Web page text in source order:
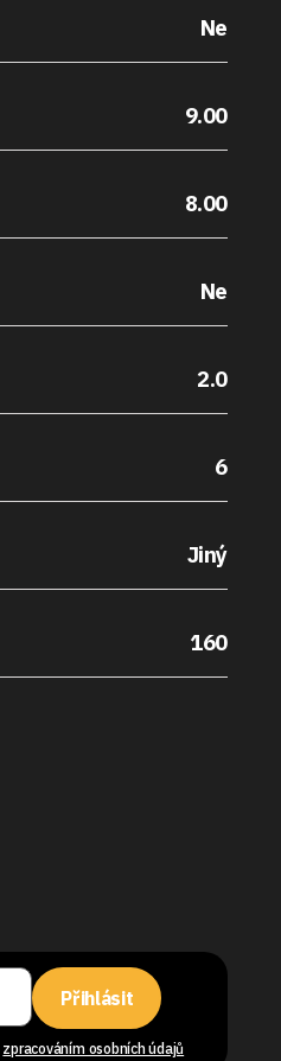
Ne
9.00
8.00
Ne
2.0
6
Jiný
160
Přihlásit
zpracováním osobních údajů